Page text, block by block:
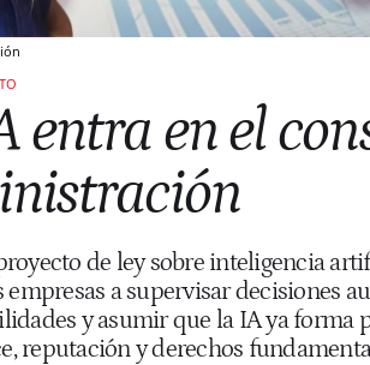
entra en el
de ley sobre inteligencia
empresas a supervisar decisiones
y asumir que la IA ya forma
reputación y derechos